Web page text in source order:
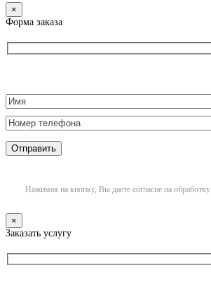
×
Форма заказа
Нажимая на кнопку, Вы даете согласие на обработку
×
Заказать услугу